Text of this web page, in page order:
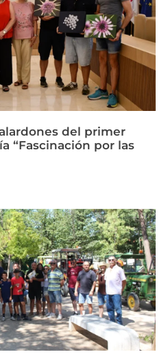
del primer
“Fascinación por las